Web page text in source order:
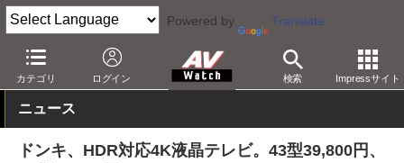
Powered by Translate
カテゴリ ログイン 検索 Impressサイト
AV Watch 製品 テレビ その他
ニュース
ドンキ、HDR対応4K液晶テレビ。43型39,800円、